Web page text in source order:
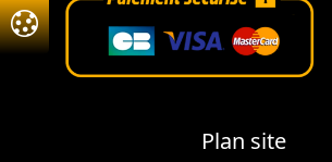
Plan site